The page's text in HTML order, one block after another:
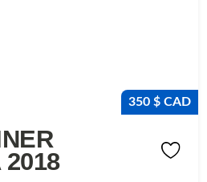
350 $ CAD